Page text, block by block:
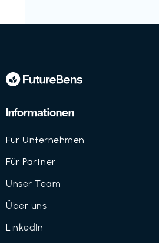
Informationen
Für Unternehmen
Für Partner
Unser Team
Über uns
LinkedIn